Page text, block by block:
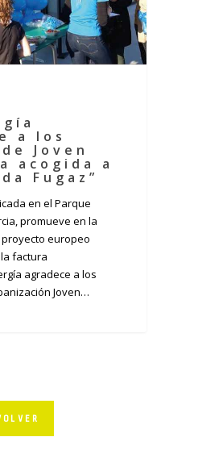
a los
Joven
acogida a
Fugaz”
en el Parque
promueve en la
europeo
factura
agradece a los
Joven…